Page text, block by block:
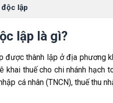
độc lập
toán độc lập
lập là gì?
được thành lập ở địa phương
thuế cho chi nhánh hạch
cá nhân (TNCN), thuế thu